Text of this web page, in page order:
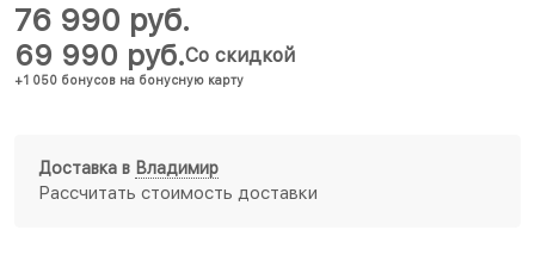
69 990 руб.
+1 050 бонусов на бонусную карту
Со скидкой
76 990 руб.
Доставка в Владимир
Рассчитать стоимость доставки